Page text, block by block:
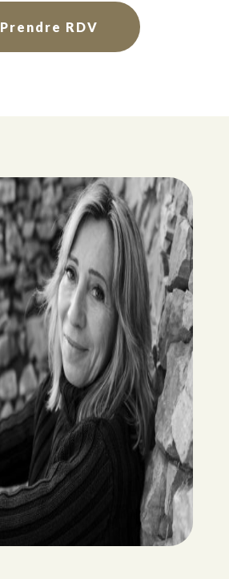
Prendre RDV